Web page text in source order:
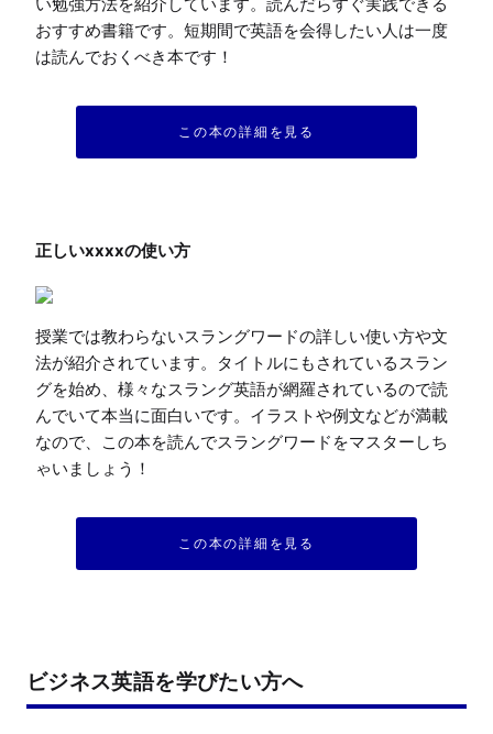
い勉強方法を紹介しています。読んだらすぐ実践できる
おすすめ書籍です。短期間で英語を会得したい人は一度
は読んでおくべき本です！
この本の詳細を見る
授業では教わらないスラングワードの詳しい使い方や文
法が紹介されています。タイトルにもされているスラン
グを始め、様々なスラング英語が網羅されているので読
んでいて本当に面白いです。イラストや例文などが満載
なので、この本を読んでスラングワードをマスターしち
ゃいましょう！
この本の詳細を見る
ビジネス英語を学びたい方へ